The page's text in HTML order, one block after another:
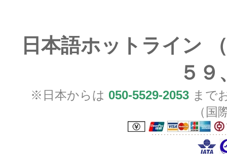
日本語ホットライン
５９
※日本からは 050-5529-2053 まで
（国